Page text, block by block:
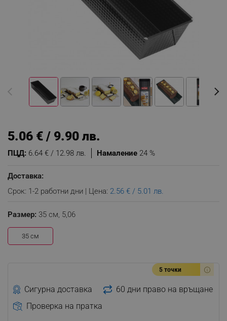
Намаление 24 %
ПЦД: 6.64 € / 12.98 лв.
5.06 € / 9.90 лв.
Доставка:
Срок: 1-2 работни дни | Цена: 2.56 € / 5.01 лв.
Размер: 35 см, 5,06
35 см
5 точки
Сигурна доставка
60 дни право на връщане
Проверка на пратка